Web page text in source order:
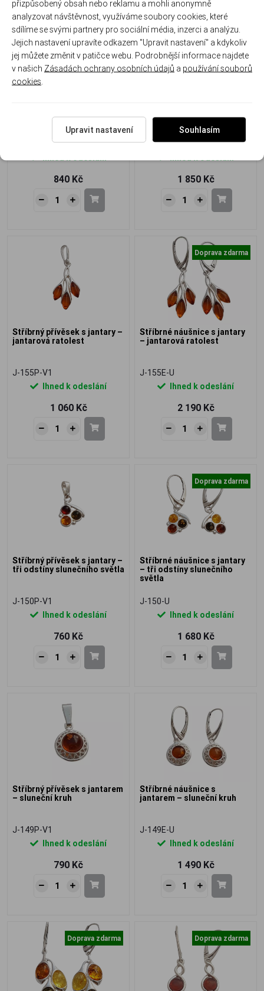
J-151P-V1
Ihned k odeslání
840 Kč
J-151-U
Ihned k odeslání
1 850 Kč
Stříbrný přívěsek s jantary –
jantarová ratolest
J-155P-V1
Ihned k odeslání
1 060 Kč
Doprava zdarma
Stříbrné náušnice s jantary
– jantarová ratolest
J-155E-U
Ihned k odeslání
2 190 Kč
Stříbrný přívěsek s jantary –
tři odstíny slunečního světla
J-150P-V1
Ihned k odeslání
760 Kč
Doprava zdarma
Stříbrné náušnice s jantary
– tři odstíny slunečního
světla
J-150-U
Ihned k odeslání
1 680 Kč
Stříbrný přívěsek s jantarem
– sluneční kruh
J-149P-V1
Ihned k odeslání
790 Kč
Stříbrné náušnice s
jantarem – sluneční kruh
J-149E-U
Ihned k odeslání
1 490 Kč
Doprava zdarma Doprava zdarma
přizpůsobený obsah nebo reklamu a mohli anonymně
analyzovat návštěvnost, využíváme soubory cookies, které
sdílíme se svými partnery pro sociální média, inzerci a analýzu.
Jejich nastavení upravíte odkazem "Upravit nastavení" a kdykoliv
jej můžete změnit v patičce webu. Podrobnější informace najdete
v našich Zásadách ochrany osobních údajů a používání souborů
cookies
Upravit nastavení Souhlasím